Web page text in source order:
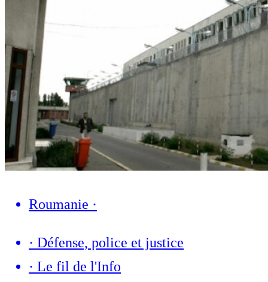
Roumanie ·
· Défense, police et justice
· Le fil de l'Info